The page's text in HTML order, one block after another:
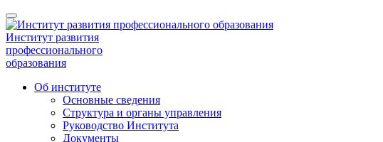
Институт развития
профессионального
образования
Об институте
Основные сведения
Структура и органы управления
Руководство Института
Документы